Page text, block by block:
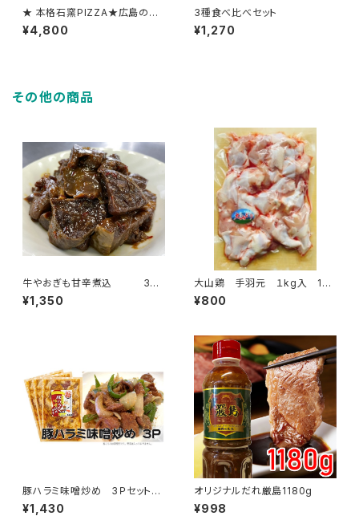
★ 本格石窯PIZZA★広島の名
産を使ったこだわり３種
¥4,800
3種食べ比べセット
¥1,270
その他の商品
牛やおぎも甘辛煮込 3個
パックセット
¥1,350
大山鶏 手羽元 １kg入 1
袋 約17本～19本入
¥800
豚ハラミ味噌炒め 3Ｐセット
（1袋 約300ｇ）
¥1,430
オリジナルだれ厳島1180g
¥998